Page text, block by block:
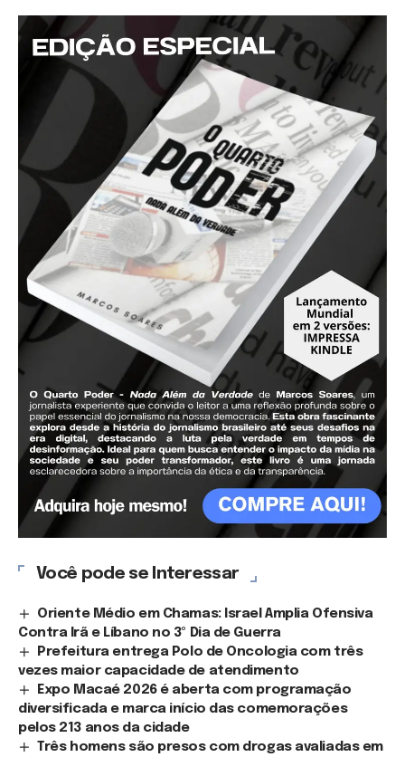
Você pode se Interessar
Oriente Médio em Chamas: Israel Amplia Ofensiva
Contra Irã e Líbano no 3º Dia de Guerra
Prefeitura entrega Polo de Oncologia com três
vezes maior capacidade de atendimento
Expo Macaé 2026 é aberta com programação
diversificada e marca início das comemorações
pelos 213 anos da cidade
Três homens são presos com drogas avaliadas em